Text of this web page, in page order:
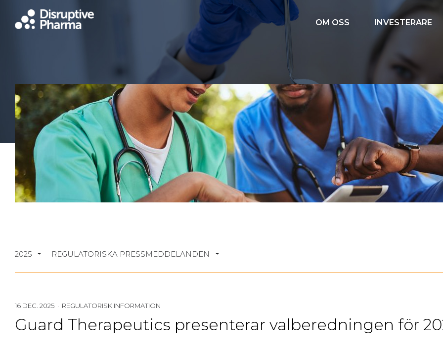
OM OSS INVESTERARE
2025 REGULATORISKA PRESSMEDDELANDEN
16 DEC. 2025 · REGULATORISK INFORMATION
Guard Therapeutics presenterar valberedningen för